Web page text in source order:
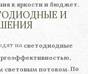
к яркости и бюджет.
И
на светодиодные
световым потоком. По